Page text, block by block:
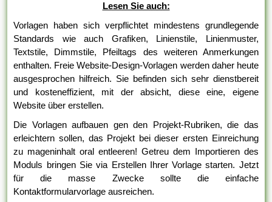
Lesen Sie auch:
Vorlagen haben sich verpflichtet mindestens grundlegende
Standards wie auch Grafiken, Linienstile, Linienmuster,
Textstile, Dimmstile, Pfeiltags des weiteren Anmerkungen
enthalten. Freie Website-Design-Vorlagen werden daher heute
ausgesprochen hilfreich. Sie befinden sich sehr dienstbereit
und kosteneffizient, mit der absicht, diese eine, eigene
Website über erstellen.
Die Vorlagen aufbauen gen den Projekt-Rubriken, die das
erleichtern sollen, das Projekt bei dieser ersten Einreichung
zu mageninhalt oral entleeren! Getreu dem Importieren des
Moduls bringen Sie via Erstellen Ihrer Vorlage starten. Jetzt
für die masse Zwecke sollte die einfache
Kontaktformularvorlage ausreichen.